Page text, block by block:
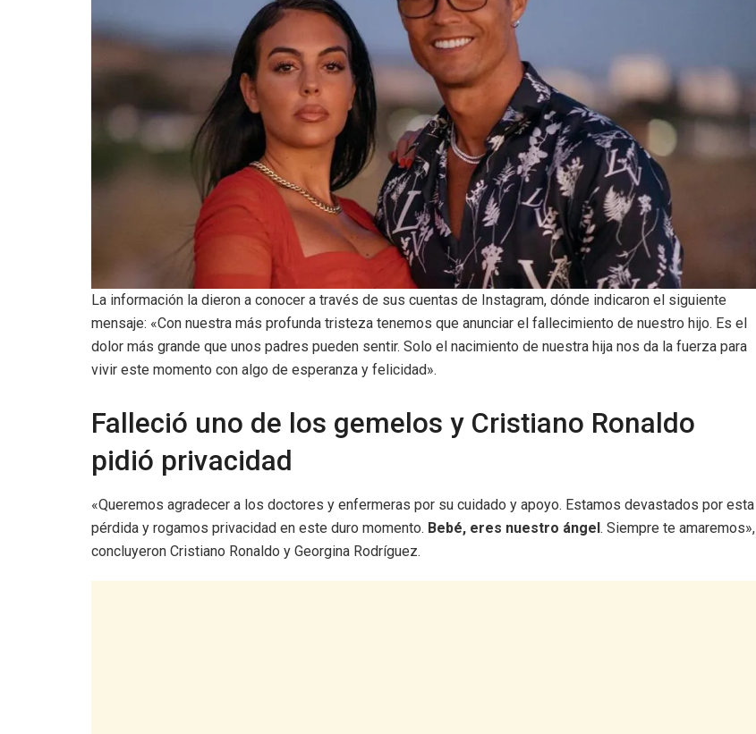
La información la dieron a conocer a través de sus cuentas de Instagram, dónde indicaron el siguiente
mensaje: «Con nuestra más profunda tristeza tenemos que anunciar el fallecimiento de nuestro hijo. Es el
dolor más grande que unos padres pueden sentir. Solo el nacimiento de nuestra hija nos da la fuerza para
vivir este momento con algo de esperanza y felicidad».
Falleció uno de los gemelos y Cristiano Ronaldo
pidió privacidad
«Queremos agradecer a los doctores y enfermeras por su cuidado y apoyo. Estamos devastados por esta
pérdida y rogamos privacidad en este duro momento. Bebé, eres nuestro ángel . Siempre te amaremos»,
concluyeron Cristiano Ronaldo y Georgina Rodríguez.